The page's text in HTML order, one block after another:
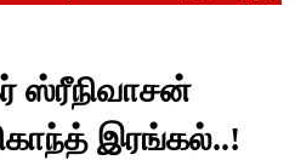
ஸ்ரீநிவாசன்
இரங்கல்..!